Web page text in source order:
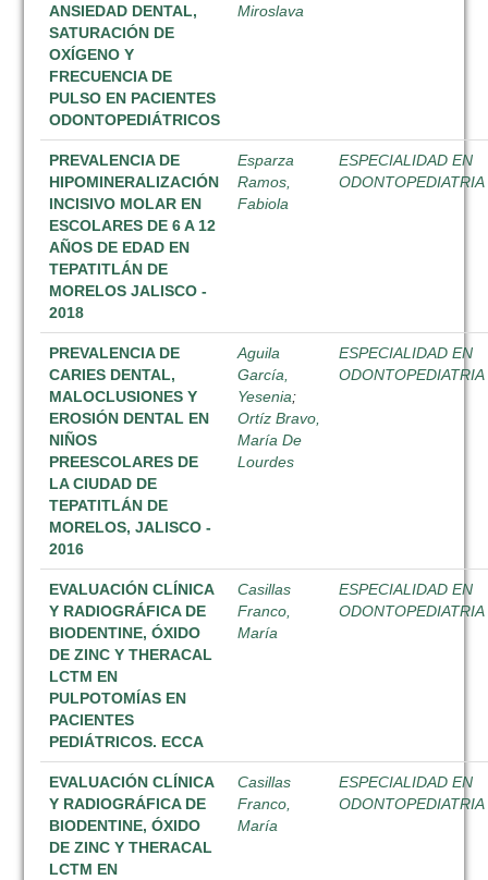
ANSIEDAD DENTAL,
SATURACIÓN DE
OXÍGENO Y
FRECUENCIA DE
PULSO EN PACIENTES
ODONTOPEDIÁTRICOS
Miroslava
PREVALENCIA DE
HIPOMINERALIZACIÓN
INCISIVO MOLAR EN
ESCOLARES DE 6 A 12
AÑOS DE EDAD EN
TEPATITLÁN DE
MORELOS JALISCO -
2018
Esparza
Ramos,
Fabiola
ESPECIALIDAD EN
ODONTOPEDIATRIA
PREVALENCIA DE
CARIES DENTAL,
MALOCLUSIONES Y
EROSIÓN DENTAL EN
NIÑOS
PREESCOLARES DE
LA CIUDAD DE
TEPATITLÁN DE
MORELOS, JALISCO -
2016
Aguila
García,
Yesenia;
Ortíz Bravo,
María De
Lourdes
ESPECIALIDAD EN
ODONTOPEDIATRIA
EVALUACIÓN CLÍNICA
Y RADIOGRÁFICA DE
BIODENTINE, ÓXIDO
DE ZINC Y THERACAL
LCTM EN
PULPOTOMÍAS EN
PACIENTES
PEDIÁTRICOS. ECCA
Casillas
Franco,
María
ESPECIALIDAD EN
ODONTOPEDIATRIA
EVALUACIÓN CLÍNICA
Y RADIOGRÁFICA DE
BIODENTINE, ÓXIDO
DE ZINC Y THERACAL
LCTM EN
Casillas
Franco,
María
ESPECIALIDAD EN
ODONTOPEDIATRIA